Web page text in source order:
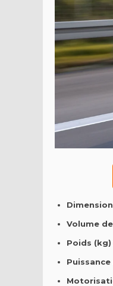
Volume
Poids (kg)